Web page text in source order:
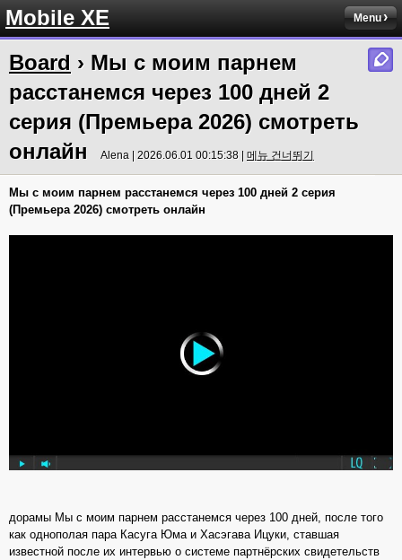
Mobile XE Menu
Board › Мы с моим парнем
расстанемся через 100 дней 2
серия (Премьера 2026) смотреть
онлайн
Alena | 2026.06.01 00:15:38 | 메뉴 건너뛰기
Мы с моим парнем расстанемся через 100 дней 2 серия
(Премьера 2026) смотреть онлайн
дорамы Мы с моим парнем расстанемся через 100 дней, после того
как однополая пара Касуга Юма и Хасэгава Ицуки, ставшая
известной после их интервью о системе партнёрских свидетельств